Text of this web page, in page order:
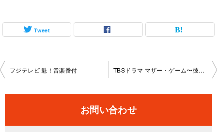
Tweet
投
ビ
フジテレビ 魁！音楽番付 TBSドラマ マザー・ゲーム〜彼女たちの階級〜
お問い合わせ